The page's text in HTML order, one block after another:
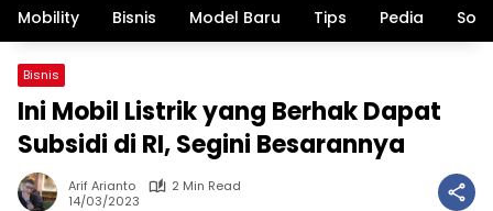
Mobility Bisnis Model Baru Tips Pedia
Bisnis
Ini Mobil Listrik yang Berhak Dapat
Subsidi di RI, Segini Besarannya
Arif Arianto
2 Min Read
14/03/2023